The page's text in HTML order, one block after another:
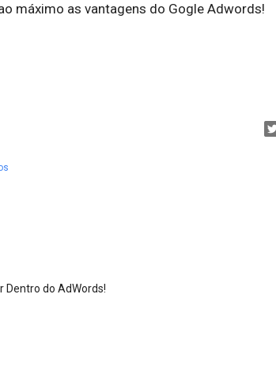
máximo as vantagens do Gogle Adwords!
Dentro do AdWords!